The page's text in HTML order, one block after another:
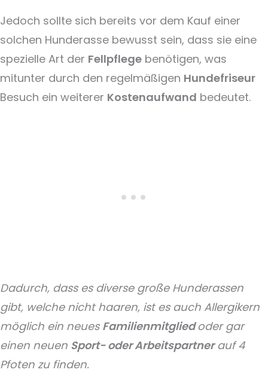
Jedoch sollte sich bereits vor dem Kauf einer
solchen Hunderasse bewusst sein, dass sie eine
spezielle Art der Fellpflege benötigen, was
mitunter durch den regelmäßigen Hundefriseur
Besuch ein weiterer Kostenaufwand bedeutet.
Dadurch, dass es diverse große Hunderassen
gibt, welche nicht haaren, ist es auch Allergikern
möglich ein neues Familienmitgliedoder gar
einen neuen Sport- oder Arbeitspartnerauf 4
Pfoten zu finden.